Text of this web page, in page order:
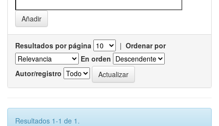
Resultados por página | Ordenar por
En orden
Autor/registro
Resultados 1-1 de 1.